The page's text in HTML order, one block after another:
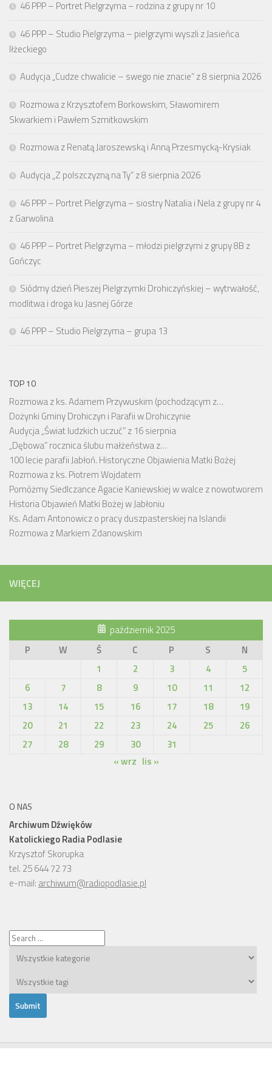
46 PPP – Portret Pielgrzyma – rodzina z grupy nr 10
46 PPP – Studio Pielgrzyma – pielgrzymi wyszli z Jasieńca
Iłżeckiego
Audycja „Cudze chwalicie – swego nie znacie” z 8 sierpnia 2026
Rozmowa z Krzysztofem Borkowskim, Sławomirem
Skwarkiem i Pawłem Szmitkowskim
Rozmowa z Renatą Jaroszewską i Anną Przesmycką-Krysiak
Audycja „Z polszczyzną na Ty” z 8 sierpnia 2026
46 PPP – Portret Pielgrzyma – siostry Natalia i Nela z grupy nr 4
z Garwolina
46 PPP – Portret Pielgrzyma – młodzi pielgrzymi z grupy 8B z
Gończyc
Siódmy dzień Pieszej Pielgrzymki Drohiczyńskiej – wytrwałość,
modlitwa i droga ku Jasnej Górze
46 PPP – Studio Pielgrzyma – grupa 13
TOP 10
Rozmowa z ks. Adamem Przywuskim (pochodzącym z…
Dożynki Gminy Drohiczyn i Parafii w Drohiczynie
Audycja „Świat ludzkich uczuć” z 16 sierpnia
„Dębowa” rocznica ślubu małżeństwa z…
100 lecie parafii Jabłoń. Historyczne Objawienia Matki Bożej
Rozmowa z ks. Piotrem Wojdatem
Pomóżmy Siedlczance Agacie Kaniewskiej w walce z nowotworem
Historia Objawień Matki Bożej w Jabłoniu
Ks. Adam Antonowicz o pracy duszpasterskiej na Islandii
Rozmowa z Markiem Zdanowskim
WIĘCEJ
październik 2025
P
W Ś C P S
N
1
2 3 4
5
6
7 8 9 10 11
12
13
14 15 16 17 18
19
20
21 22 23 24 25
26
27
28 29 30
31
« wrz lis »
O NAS
Archiwum Dźwięków
Katolickiego Radia Podlasie
Krzysztof Skorupka
tel. 25 644 72 73
e-mail: archiwum@radiopodlasie.pl